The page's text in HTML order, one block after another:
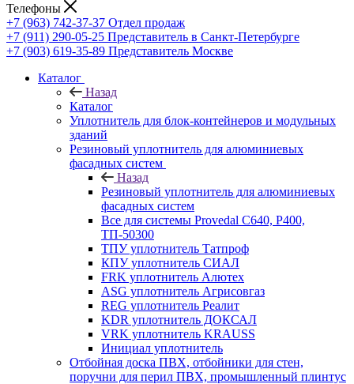
Телефоны
+7 (963) 742-37-37 Отдел продаж
+7 (911) 290-05-25 Представитель в Санкт-Петербурге
+7 (903) 619-35-89 Представитель Москве
Каталог
Назад
Каталог
Уплотнитель для блок-контейнеров и модульных
зданий
Резиновый уплотнитель для алюминиевых
фасадных систем
Назад
Резиновый уплотнитель для алюминиевых
фасадных систем
Все для системы Provedal С640, Р400,
ТП-50300
ТПУ уплотнитель Татпроф
КПУ уплотнитель СИАЛ
FRK уплотнитель Алютех
ASG уплотнитель Агрисовгаз
REG уплотнитель Реалит
KDR уплотнитель ДОКСАЛ
VRK уплотнитель KRAUSS
Инициал уплотнитель
Отбойная доска ПВХ, отбойники для стен,
поручни для перил ПВХ, промышленный плинтус